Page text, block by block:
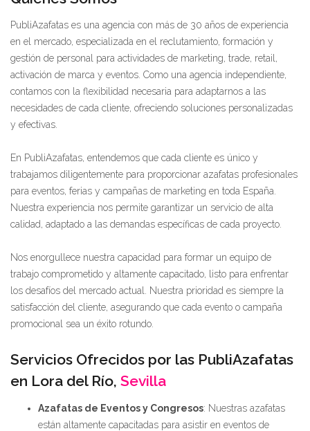
PubliAzafatas es una agencia con más de 30 años de experiencia
en el mercado, especializada en el reclutamiento, formación y
gestión de personal para actividades de marketing, trade, retail,
activación de marca y eventos. Como una agencia independiente,
contamos con la flexibilidad necesaria para adaptarnos a las
necesidades de cada cliente, ofreciendo soluciones personalizadas
y efectivas.
En PubliAzafatas, entendemos que cada cliente es único y
trabajamos diligentemente para proporcionar azafatas profesionales
para eventos, ferias y campañas de marketing en toda España.
Nuestra experiencia nos permite garantizar un servicio de alta
calidad, adaptado a las demandas específicas de cada proyecto.
Nos enorgullece nuestra capacidad para formar un equipo de
trabajo comprometido y altamente capacitado, listo para enfrentar
los desafíos del mercado actual. Nuestra prioridad es siempre la
satisfacción del cliente, asegurando que cada evento o campaña
promocional sea un éxito rotundo.
Servicios Ofrecidos por las PubliAzafatas
en Lora del Río, Sevilla
Azafatas de Eventos y Congresos: Nuestras azafatas
están altamente capacitadas para asistir en eventos de